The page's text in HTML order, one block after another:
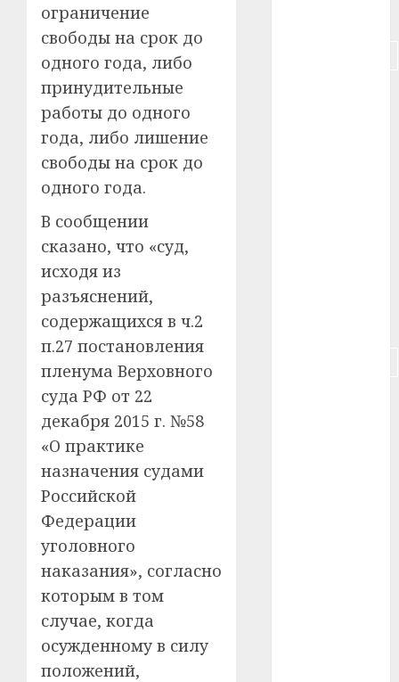
ограничение
свободы на срок до
одного года, либо
принудительные
работы до одного
года, либо лишение
свободы на срок до
одного года.
В сообщении
сказано, что «суд,
исходя из
разъяснений,
содержащихся в ч.2
п.27 постановления
пленума Верховного
суда РФ от 22
декабря 2015 г. №58
«О практике
назначения судами
Российской
Федерации
уголовного
наказания», согласно
которым в том
случае, когда
осужденному в силу
положений,